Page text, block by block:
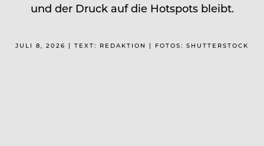
und der Druck auf die Hotspots bleibt.
JULI 8, 2026 | TEXT: REDAKTION | FOTOS: SHUTTERSTOCK